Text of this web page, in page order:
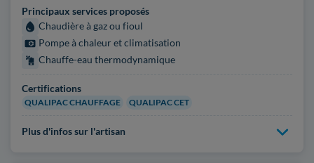
Principaux services proposés
Chaudière à gaz ou fioul
Pompe à chaleur et climatisation
Chauffe-eau thermodynamique
Certifications
QUALIPAC CHAUFFAGE QUALIPAC CET
Plus d'infos sur l'artisan